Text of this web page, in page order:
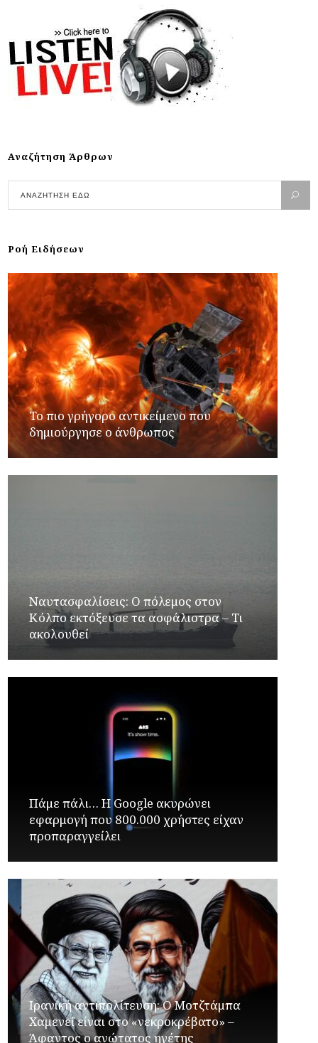
Αναζήτηση Άρθρων
Ροή Ειδήσεων
Το πιο γρήγορο αντικείμενο που
δημιούργησε ο άνθρωπος
Ναυτασφαλίσεις: Ο πόλεμος στον
Κόλπο εκτόξευσε τα ασφάλιστρα – Τι
ακολουθεί
Πάμε πάλι… Η Google ακυρώνει
εφαρμογή που 800.000 χρήστες είχαν
προπαραγγείλει
Ιρανική αντιπολίτευση: Ο Μοτζτάμπα
Χαμενεΐ είναι στο «νεκροκρέβατο» –
Άφαντος ο ανώτατος ηγέτης